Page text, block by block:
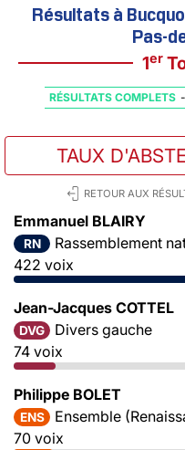
Résultats à
Pas-
1er
RÉSULTATS COMPLETS -
TAUX
RETOUR AUX
Emmanuel BLAIRY
RN
Rassemblement
422 voix
Jean-Jacques COTTEL
DVG
Divers gauche
74 voix
Philippe BOLET
ENS
Ensemble
70 voix